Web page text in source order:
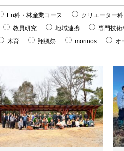
En科・林産業コース クリエーター科
教員研究 地域連携 専門技術
木育 翔楓祭 morinos オ